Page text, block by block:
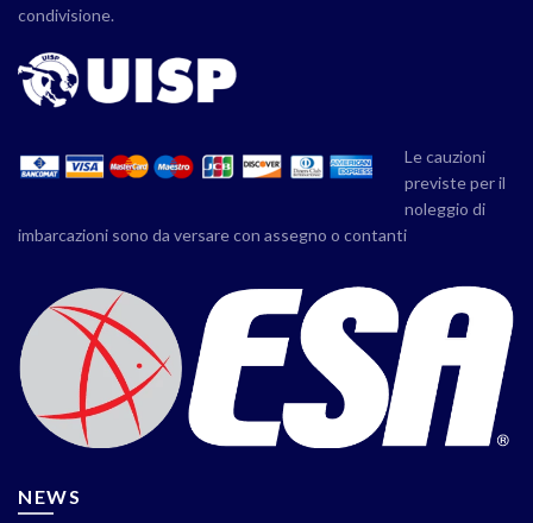
condivisione.
Le cauzioni
previste per il
noleggio di
imbarcazioni sono da versare con assegno o contanti
NEWS